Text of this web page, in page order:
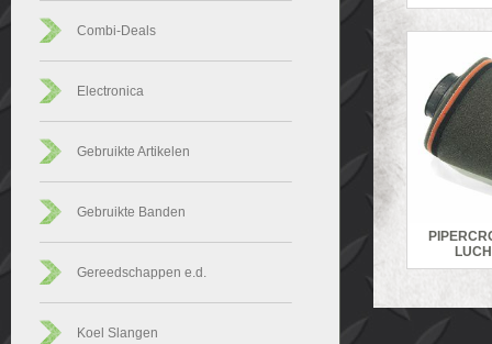
Combi-Deals
Electronica
Gebruikte Artikelen
Gebruikte Banden
Gereedschappen e.d.
Koel Slangen